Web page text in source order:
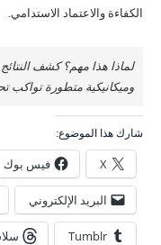
الكفاءة والاعتماد الاستدامي.
لماذا هذا مهم؟ كشف
وميكانيكية متطورة تواكب
شارك هذا الموضوع:
X فيس بوك
البريد الإلكتروني
Tumblr